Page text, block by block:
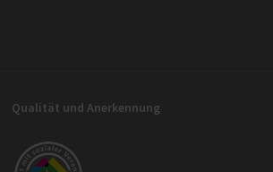
Qualität und Anerkennung